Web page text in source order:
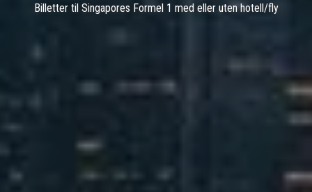
Billetter til Singapores Formel 1 med eller uten hotell/fly